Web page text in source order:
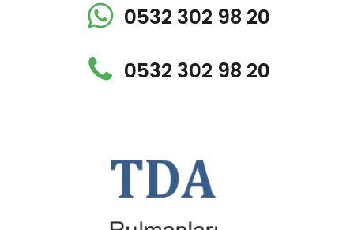
0532 302 98 20
0532 302 98 20